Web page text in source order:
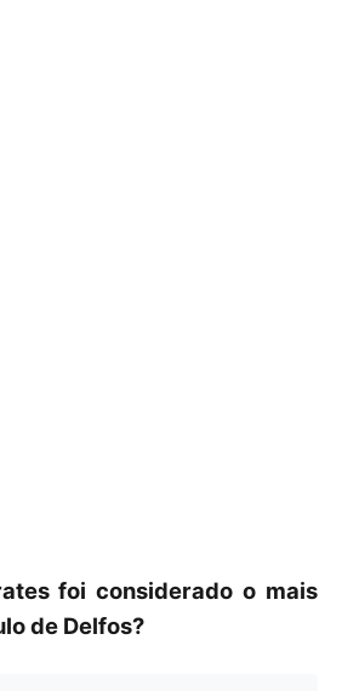
foi considerado o mais
de Delfos?